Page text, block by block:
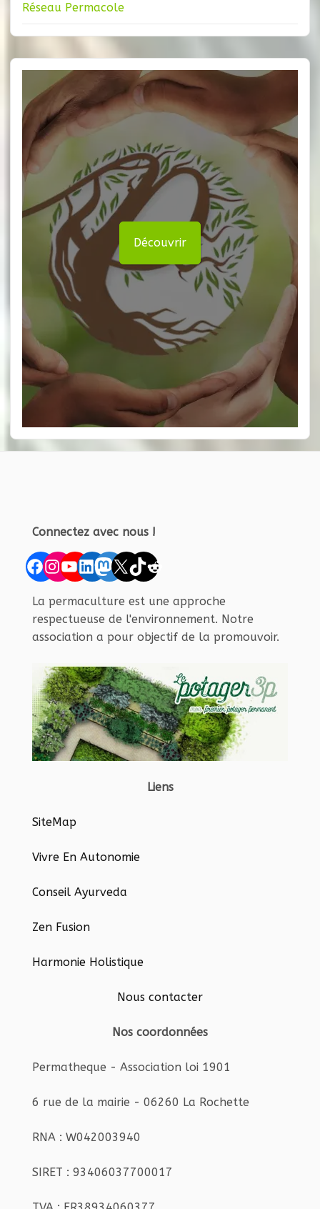
Réseau Permacole
Découvrir
Connectez avec nous !
Facebook
Instagram
YouTube
LinkedIn
Mastodon
X TikTok
Reddit
La permaculture est une approche
respectueuse de l'environnement. Notre
association a pour objectif de la promouvoir.
Liens
SiteMap
Vivre En Autonomie
Conseil Ayurveda
Zen Fusion
Harmonie Holistique
Nous contacter
Nos coordonnées
Permatheque - Association loi 1901
6 rue de la mairie - 06260 La Rochette
RNA : W042003940
SIRET : 93406037700017